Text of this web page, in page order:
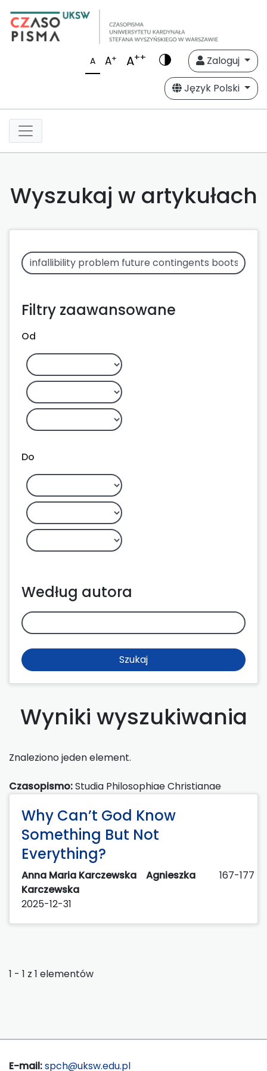
A A+ A++
Zaloguj
Język Polski
Wyszukaj w artykułach
Filtry zaawansowane
Od
Do
Według autora
Szukaj
Wyniki wyszukiwania
Znaleziono jeden element.
Czasopismo:Studia Philosophiae Christianae
Why Can’t God Know
Something But Not
Everything?
Anna Maria Karczewska
Agnieszka
Karczewska
167-177
2025-12-31
1 - 1 z 1 elementów
E-mail:spch@uksw.edu.pl